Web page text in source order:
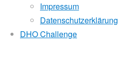
Impressum
Datenschutzerklärung
DHO Challenge
Oktober
2017
Sternfahrten Archiv
Ruderlinks-
Impressum-